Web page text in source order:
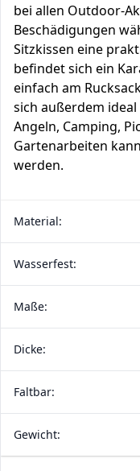
bei allen Outdoor-
Beschädigungen
Sitzkissen eine
befindet sich ein
einfach am
sich außerdem
Angeln, Camping,
Gartenarbeiten
werden.
Material:
Wasserfest:
Maße:
Dicke:
Faltbar:
Gewicht: